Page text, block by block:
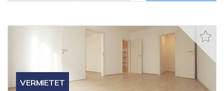
VERMIETET